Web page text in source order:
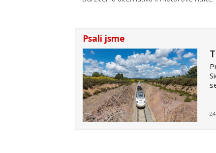
Psali jsme